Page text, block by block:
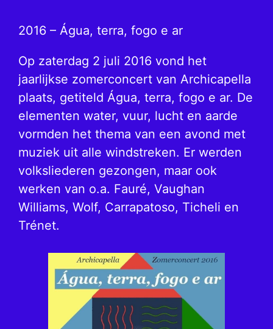
2016 – Água, terra, fogo e ar
Op zaterdag 2 juli 2016 vond het
jaarlijkse zomerconcert van Archicapella
plaats, getiteld Água, terra, fogo e ar. De
elementen water, vuur, lucht en aarde
vormden het thema van een avond met
muziek uit alle windstreken. Er werden
volksliederen gezongen, maar ook
werken van o.a. Fauré, Vaughan
Williams, Wolf, Carrapatoso, Ticheli en
Trénet.